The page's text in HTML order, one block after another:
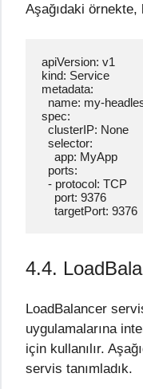
Aşağıdaki örnekte,
apiVersion: v1
kind: Service
metadata:
spec:
    targetPort: 9376
4.4.
LoadBalancer
uygulamalarına
için kullanılır.
servis tanımladık.